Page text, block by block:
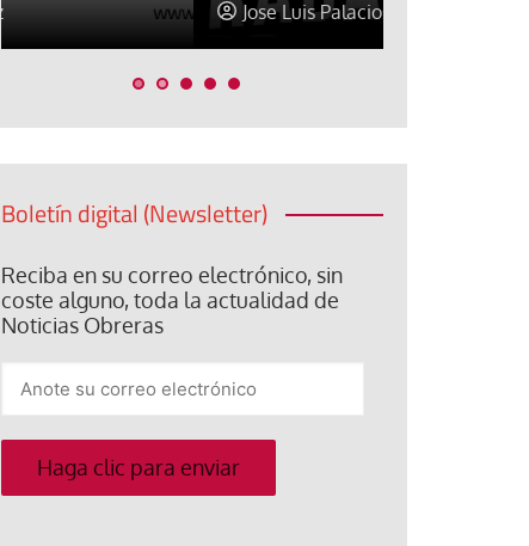
Jose Luis Palacios
Boletín digital (Newsletter)
Reciba en su correo electrónico, sin
coste alguno, toda la actualidad de
Noticias Obreras
su
correo
electrónico
Haga clic para enviar